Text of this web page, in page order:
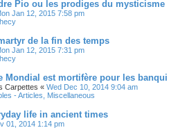
Pio ou les prodiges du mysticisme
Jan 12, 2015 7:58 pm
de la fin des temps
Jan 12, 2015 7:31 pm
Mondial est mortifère pour les banqui
Carpettes « Wed Dec 10, 2014 9:04 am
- Articles, Miscellaneous
life in ancient times
01, 2014 1:14 pm